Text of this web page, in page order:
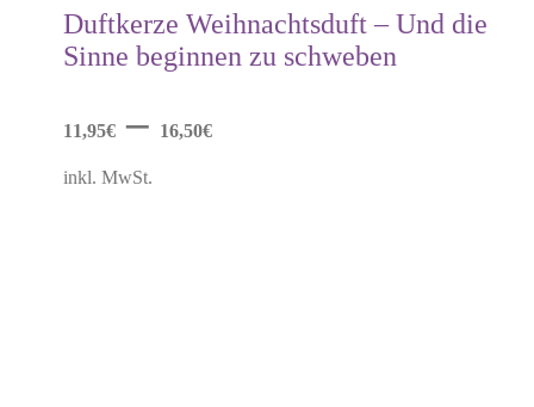
mehrere
Varianten
auf.
können
auf
Produktseite
Duftkerze Weihnachtsduft – Und die
Sinne beginnen zu schweben
11,95€ – 16,50€
inkl. MwSt.